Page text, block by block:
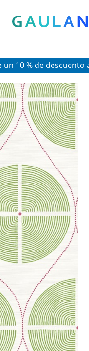
un 10 % de descuento